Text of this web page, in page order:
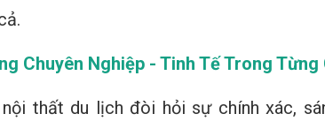
Chuyên Nghiệp - Tinh Tế Trong Từng
thất du lịch đòi hỏi sự chính xác,